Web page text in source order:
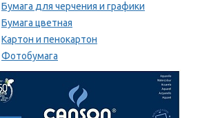
Бумага для черчения и графики
Бумага цветная
Картон и пенокартон
Фотобумага